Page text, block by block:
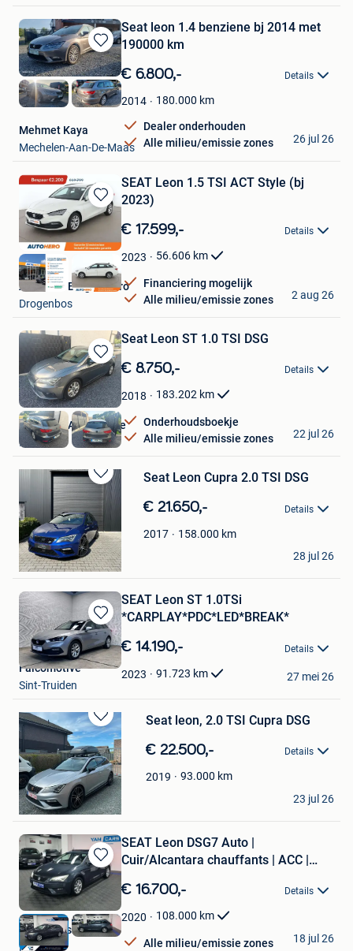
Bewaren
in
Mijn
Favorieten
Seat leon 1.4 benziene bj 2014 met
190000 km
€ 6.800,- Details
2014 180.000 km
Dealer onderhouden
Alle milieu/emissie zones
Mehmet Kaya
Mechelen-Aan-De-Maas
26 jul 26
Bewaren
in
Favorieten
SEAT Leon 1.5 TSI ACT Style (bj
2023)
€ 17.599,- Details
2023 56.606 km
Financiering mogelijk
Alle milieu/emissie zones
Autohero Belgium Pro
Drogenbos
2 aug 26
Bewaren
in
Mijn
Favorieten
Seat Leon ST 1.0 TSI DSG
€ 8.750,- Details
2018 183.202 km
Onderhoudsboekje
Alle milieu/emissie zones
Bosmans Automotive
Heusden
22 jul 26
Bewaren
in
Mijn
Favorieten
€ 21.650,- Details
2017 158.000 km
Car Center Pelt
Overpelt
28 jul 26
Bewaren
Mijn
Favorieten
SEAT Leon ST 1.0TSi
*CARPLAY*PDC*LED*BREAK*
€ 14.190,- Details
2023 91.723 km
Falcomotive
Sint-Truiden
27 mei 26
Bewaren
in
Mijn
Favorieten
Seat leon, 2.0 TSI Cupra DSG
€ 22.500,- Details
2019 93.000 km
maikavdv
Geraardsbergen
23 jul 26
Bewaren
in
Mijn
Favorieten
SEAT Leon DSG7 Auto |
Cuir/Alcantara chauffants | ACC |
€ 16.700,- Details
2020 108.000 km
Alle milieu/emissie zones
Yan Cars srl
Fleron
18 jul 26